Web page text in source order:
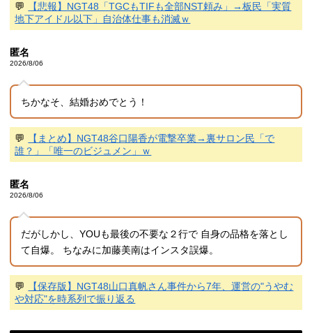
💬
【悲報】NGT48「TGCもTIFも全部NST頼み」→板民「実質
地下アイドル以下」自治体仕事も消滅ｗ
匿名
2026/8/06
ちかなそ、結婚おめでとう！
💬
【まとめ】NGT48谷口陽香が電撃卒業→裏サロン民「で
誰？」「唯一のビジュメン」ｗ
匿名
2026/8/06
だがしかし、YOUも最後の不要な２行で 自身の品格を落とし
て自爆。 ちなみに加藤美南はインスタ誤爆。
💬
【保存版】NGT48山口真帆さん事件から7年、運営の"うやむ
や対応"を時系列で振り返る